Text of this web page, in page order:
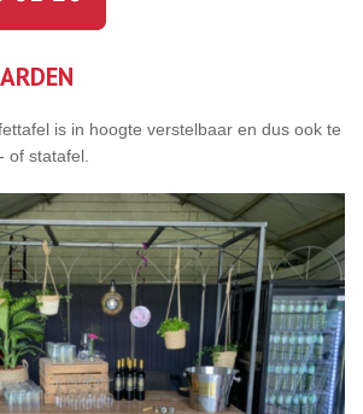
is in hoogte verstelbaar en dus ook te
of statafel.